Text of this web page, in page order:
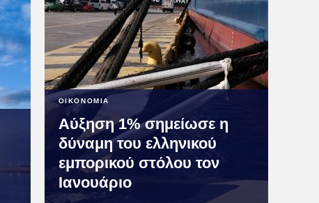
ΟΙΚΟΝΟΜΙΑ
Αύξηση 1% σημείωσε η
δύναμη του ελληνικού
εμπορικού στόλου τον
Ιανουάριο